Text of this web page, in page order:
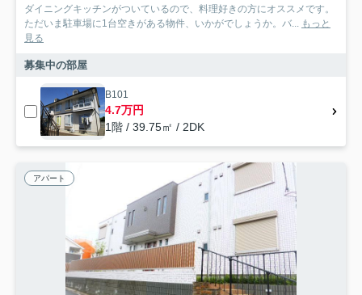
ダイニングキッチンがついているので、料理好きの方にオススメです。
ただいま駐車場に1台空きがある物件、いかがでしょうか。バ... もっと
見る
募集中の部屋
B101
4.7万円
1階 / 39.75㎡ / 2DK
アパート